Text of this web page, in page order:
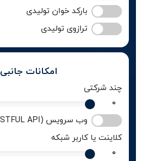
بارکد خوان تولیدی
ترازوی تولیدی
امکانات جانبی
چند شرکتی
وب سرویس (RESTFUL API)
کلاینت یا کاربر شبکه